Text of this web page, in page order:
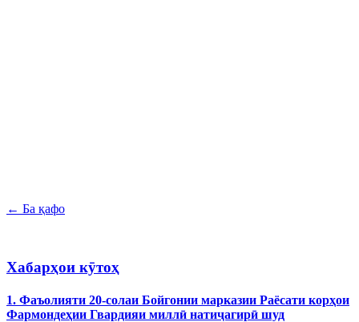
← Ба қафо
Хабарҳои кӯтоҳ
1. Фаъолияти 20-солаи Бойгонии марказии Раёсати корҳои
Фармондеҳии Гвардияи миллӣ натиҷагирӣ шуд